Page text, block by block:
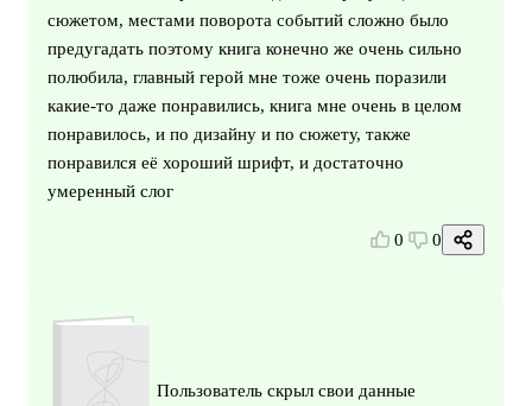
сюжетом, местами поворота событий сложно было
предугадать поэтому книга конечно же очень сильно
полюбила, главный герой мне тоже очень поразили
какие-то даже понравились, книга мне очень в целом
понравилось, и по дизайну и по сюжету, также
понравился её хороший шрифт, и достаточно
умеренный слог
0 0
Пользователь скрыл свои данные